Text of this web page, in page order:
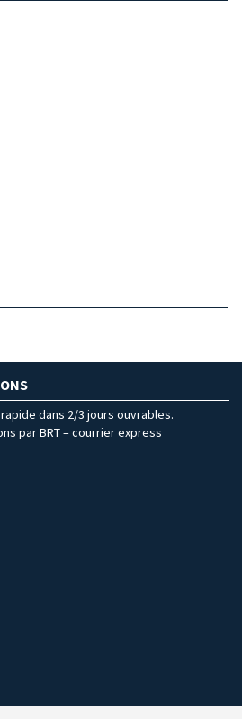
dans 2/3 jours ouvrables.
par BRT – courrier express